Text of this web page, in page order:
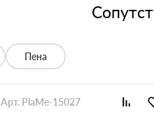
Пена
Арт. PlaMe-15027